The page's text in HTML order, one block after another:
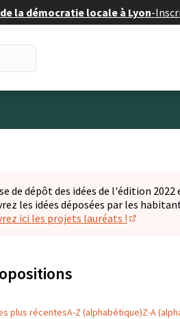
la démocratie locale à Lyon-
de dépôt des idées de l'édition 2022
les idées déposées par les
ici les projets lauréats !
plus récentesA-Z (alphabétique)Z-A